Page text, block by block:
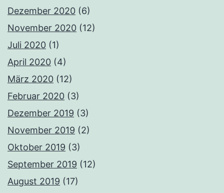
Dezember 2020 (6)
November 2020 (12)
Juli 2020 (1)
April 2020 (4)
März 2020 (12)
Februar 2020 (3)
Dezember 2019 (3)
November 2019 (2)
Oktober 2019 (3)
September 2019 (12)
August 2019 (17)